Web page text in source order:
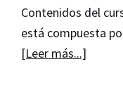
Contenidos del
está compuesta
[Leer más...]